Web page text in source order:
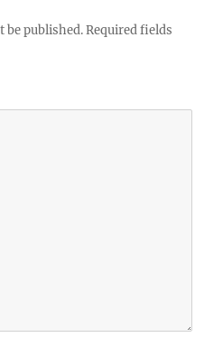
be published. Required fields